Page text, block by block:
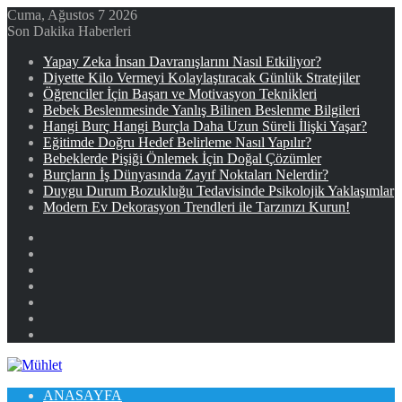
Cuma, Ağustos 7 2026
Son Dakika Haberleri
Yapay Zeka İnsan Davranışlarını Nasıl Etkiliyor?
Diyette Kilo Vermeyi Kolaylaştıracak Günlük Stratejiler
Öğrenciler İçin Başarı ve Motivasyon Teknikleri
Bebek Beslenmesinde Yanlış Bilinen Beslenme Bilgileri
Hangi Burç Hangi Burçla Daha Uzun Süreli İlişki Yaşar?
Eğitimde Doğru Hedef Belirleme Nasıl Yapılır?
Bebeklerde Pişiği Önlemek İçin Doğal Çözümler
Burçların İş Dünyasında Zayıf Noktaları Nelerdir?
Duygu Durum Bozukluğu Tedavisinde Psikolojik Yaklaşımlar
Modern Ev Dekorasyon Trendleri ile Tarzınızı Kurun!
ANASAYFA